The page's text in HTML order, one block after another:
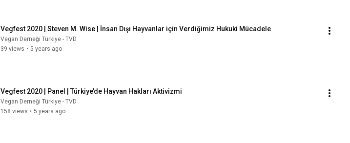
Vegfest 2020 | Steven M. Wise | İnsan Dışı Hayvanlar için Verdiğimiz Hukuki Mücadele
Vegan Derneği Türkiye - TVD
39 views • 5 years ago
Vegfest 2020 | Panel | Türkiye’de Hayvan Hakları Aktivizmi
Vegan Derneği Türkiye - TVD
158 views • 5 years ago